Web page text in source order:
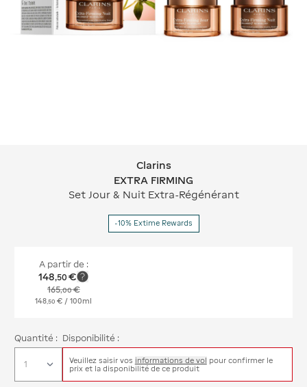
Clarins EXTRA FIRMING
Clarins
EXTRA FIRMING
Set Jour & Nuit Extra-Régénérant
-10% Extime Rewards
A partir de :
148,50 €
165,00€
148 50 € / 100ml
Quantité : Disponibilité :
Veuillez saisir vos informations de vol pour confirmer le
prix et la disponibilité de ce produit